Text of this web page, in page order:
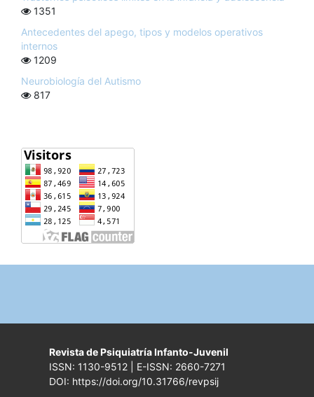
1351
Antecedentes del apego, tipos y modelos operativos
internos
1209
Neurobiología del Autismo
817
Revista de Psiquiatría Infanto-Juvenil
ISSN: 1130-9512 | E-ISSN: 2660-7271
DOI: https://doi.org/10.31766/revpsij